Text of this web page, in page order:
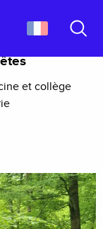
et collège